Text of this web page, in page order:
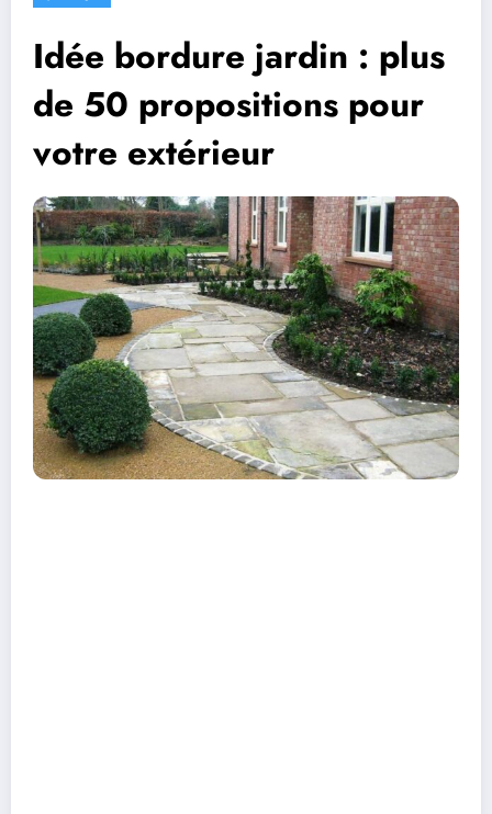
Idée bordure jardin : plus
de 50 propositions pour
votre extérieur